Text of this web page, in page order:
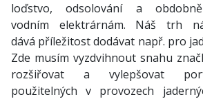
loďstvo, odsolování a
vodním elektrárnám. Náš trh
dává příležitost dodávat např. pro
Zde musím vyzdvihnout snahu
rozšiřovat a vylepšovat
použitelných v provozech